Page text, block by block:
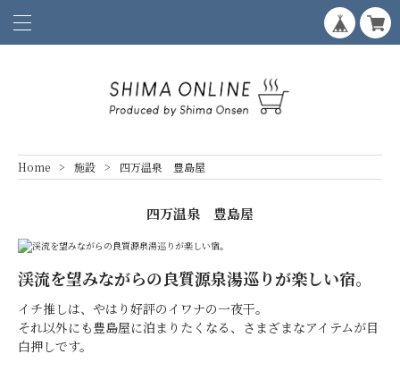
Home 施設 四万温泉 豊島屋
四万温泉 豊島屋
渓流を望みながらの良質源泉湯巡りが楽しい宿。
イチ推しは、やはり好評のイワナの一夜干。
それ以外にも豊島屋に泊まりたくなる、さまざまなアイテムが目
白押しです。